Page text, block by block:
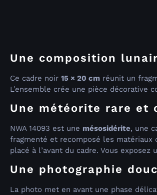
Une composition
Ce cadre noir 15 × 20 cm réunit un
L’ensemble crée une pièce décorative
Une météorite rare et
NWA 14093 est une mésosidérite, une
fragmenté et recomposé les matériaux
placé à l’avant du cadre. Vous
Une photographie
La photo met en avant une phase